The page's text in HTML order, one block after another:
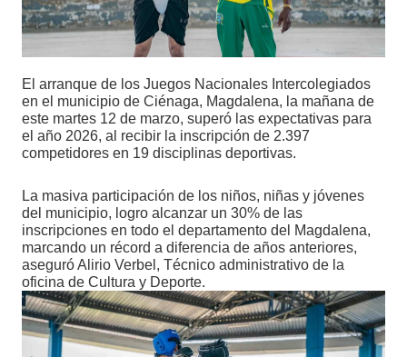
El arranque de los Juegos Nacionales Intercolegiados
en el municipio de Ciénaga, Magdalena, la mañana de
este martes 12 de marzo, superó las expectativas para
el año 2026, al recibir la inscripción de 2.397
competidores en 19 disciplinas deportivas.
La masiva participación de los niños, niñas y jóvenes
del municipio, logro alcanzar un 30% de las
inscripciones en todo el departamento del Magdalena,
marcando un récord a diferencia de años anteriores,
aseguró Alirio Verbel, Técnico administrativo de la
oficina de Cultura y Deporte.